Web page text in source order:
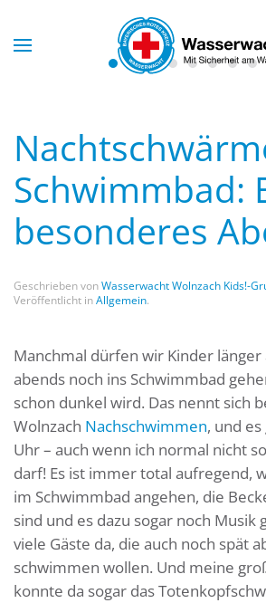
Skip to main content
Schwimmbad:
besonderes
Geschrieben vonWasserwacht Wolnzach Kids!-
Veröffentlicht inAllgemein.
Manchmal dürfen wir Kinder
abends noch ins Schwimmbad
schon dunkel wird. Das nennt sich
Wolnzach Nachschwimmen, und
Uhr – auch wenn ich normal nicht
darf! Es ist immer total aufregend,
im Schwimmbad angehen, die
sind und es dazu sogar noch Musik
viele Gäste da, die auch noch spät
schwimmen wollen. Und meine
konnte da sogar das